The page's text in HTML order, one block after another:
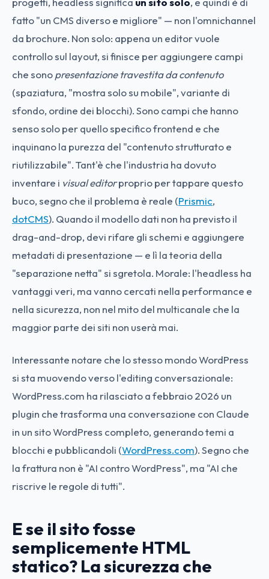
fatto "un CMS diverso e migliore" — non l'omnichannel
da brochure. Non solo: appena un editor vuole
controllo sul layout, si finisce per aggiungere campi
che sonopresentazione travestita da contenuto
(spaziatura, "mostra solo su mobile", variante di
sfondo, ordine dei blocchi). Sono campi che hanno
senso solo per quello specifico frontend e che
inquinano la purezza del "contenuto strutturato e
riutilizzabile". Tant'è che l'industria ha dovuto
inventare i visual editorproprio per tappare questo
buco, segno che il problema è reale (Prismic,
dotCMS). Quando il modello dati non ha previsto il
drag-and-drop, devi rifare gli schemi e aggiungere
metadati di presentazione — e lì la teoria della
"separazione netta" si sgretola. Morale: l'headless ha
vantaggi veri, ma vanno cercati nella performance e
nella sicurezza, non nel mito del multicanale che la
maggior parte dei siti non userà mai.
Interessante notare che lo stesso mondo WordPress
si sta muovendo verso l'editing conversazionale:
WordPress.com ha rilasciato a febbraio 2026 un
plugin che trasforma una conversazione con Claude
in un sito WordPress completo, generando temi a
blocchi e pubblicandoli (WordPress.com). Segno che
la frattura non è "AI contro WordPress", ma "AI che
riscrive le regole di tutti".
E se il sito fosse
semplicemente HTML
statico? La sicurezza che